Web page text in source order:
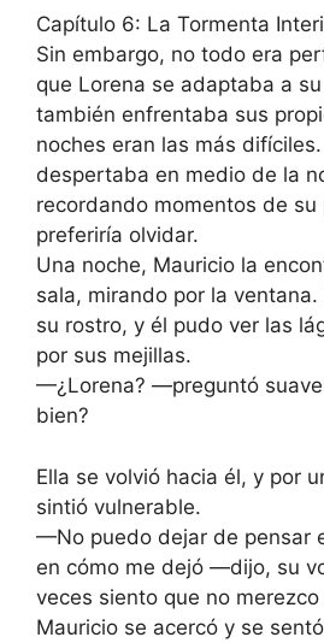
Capítulo 6: La Tormenta
Sin embargo, no todo era
que Lorena se adaptaba a
también enfrentaba sus
noches eran las más
despertaba en medio de la
recordando momentos de su
preferiría olvidar.
Una noche, Mauricio la
sala, mirando por la
su rostro, y él pudo ver las
por sus mejillas.
—¿Lorena? —preguntó
bien?
Ella se volvió hacia él, y por
sintió vulnerable.
—No puedo dejar de pensar
en cómo me dejó —dijo, su
veces siento que no
Mauricio se acercó y se